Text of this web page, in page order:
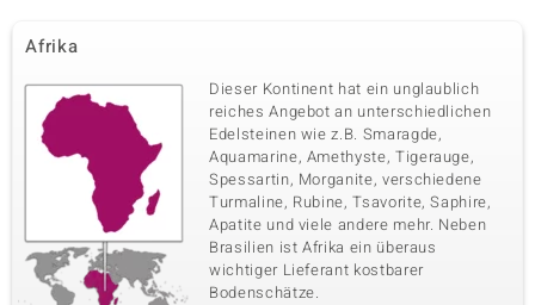
Afrika
Dieser Kontinent hat ein unglaublich
reiches Angebot an unterschiedlichen
Edelsteinen wie z.B. Smaragde,
Aquamarine, Amethyste, Tigerauge,
Spessartin, Morganite, verschiedene
Turmaline, Rubine, Tsavorite, Saphire,
Apatite und viele andere mehr. Neben
Brasilien ist Afrika ein überaus
wichtiger Lieferant kostbarer
Bodenschätze.